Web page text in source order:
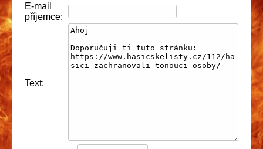
E-mail
příjemce:
Text: